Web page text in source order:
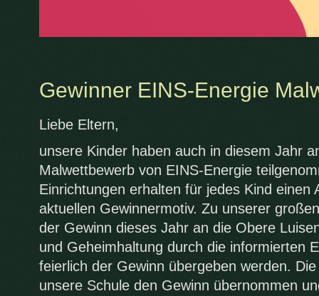
Gewinner EINS-Energie
Liebe Eltern,
unsere Kinder haben auch in diesem Jahr
Malwettbewerb von EINS-Energie
Einrichtungen erhalten für jedes Kind einen
aktuellen Gewinnermotiv. Zu unserer
der Gewinn dieses Jahr an die Obere
und Geheimhaltung durch die informierten
feierlich der Gewinn übergeben werden.
unsere Schule den Gewinn übernommen